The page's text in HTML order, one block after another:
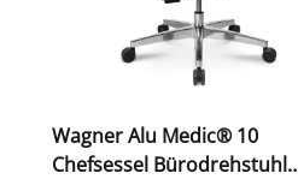
Wagner Alu Medic® 10
Chefsessel Bürodrehstuhl